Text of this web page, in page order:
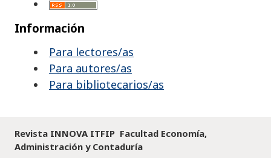
Información
Para lectores/as
Para autores/as
Para bibliotecarios/as
Revista INNOVA ITFIP Facultad Economía,
Administración y Contaduría